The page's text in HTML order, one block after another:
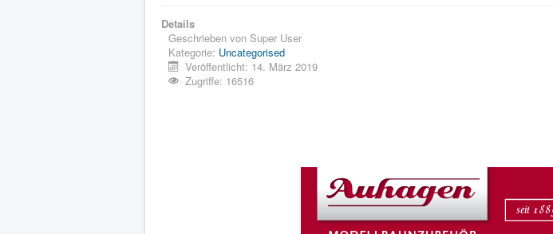
Details
Geschrieben von Super User
Kategorie: Uncategorised
Veröffentlicht: 14. März 2019
Zugriffe: 16516